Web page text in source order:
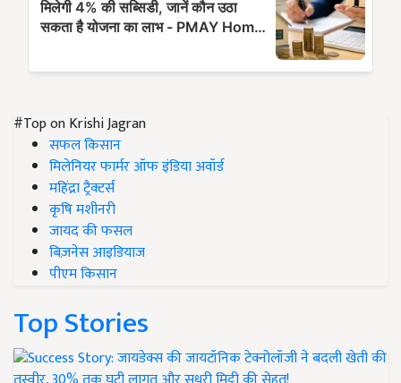
#Top on Krishi Jagran
सफल किसान
मिलेनियर फार्मर ऑफ इंडिया अवॉर्ड
महिंद्रा ट्रैक्टर्स
कृषि मशीनरी
जायद की फसल
बिज़नेस आइडियाज
पीएम किसान
Top Stories